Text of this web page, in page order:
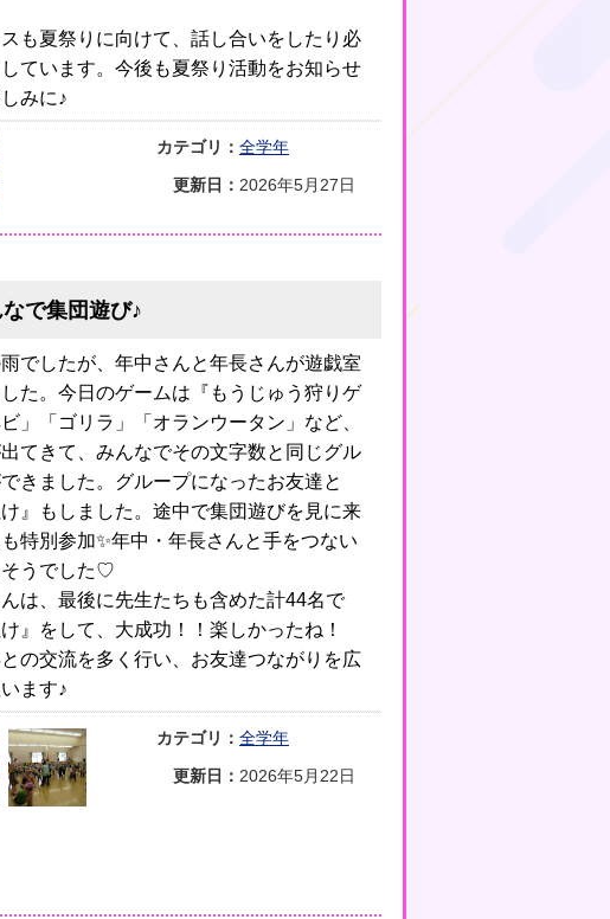
も夏祭りに向けて、話し合いをしたり必
ています。今後も夏祭り活動をお知らせ
みに♪
カテゴリ： 全学年
更新日： 2026年5月27日
で集団遊び♪
でしたが、年中さんと年長さんが遊戯室
た。今日のゲームは『もうじゅう狩りゲ
」「ゴリラ」「オランウータン」など、
てきて、みんなでその文字数と同じグル
きました。グループになったお友達と
け』もしました。途中で集団遊びを見に来
特別参加✨年中・年長さんと手をつない
そうでした♡
は、最後に先生たちも含めた計44名で
』をして、大成功！！楽しかったね！
の交流を多く行い、お友達つながりを広
ます♪
カテゴリ： 全学年
更新日： 2026年5月22日